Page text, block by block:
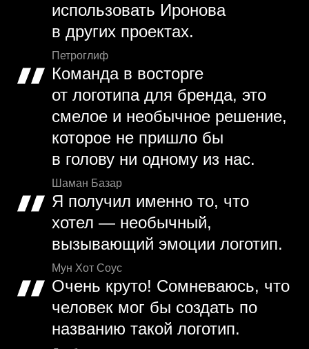
использовать Иронова
в других проектах.
Петроглиф
Команда в восторге
от логотипа для бренда, это
смелое и необычное решение,
которое не пришло бы
в голову ни одному из нас.
Шаман Базар
Я получил именно то, что
хотел — необычный,
вызывающий эмоции логотип.
Мун Хот Соус
Очень круто! Сомневаюсь, что
человек мог бы создать по
названию такой логотип.